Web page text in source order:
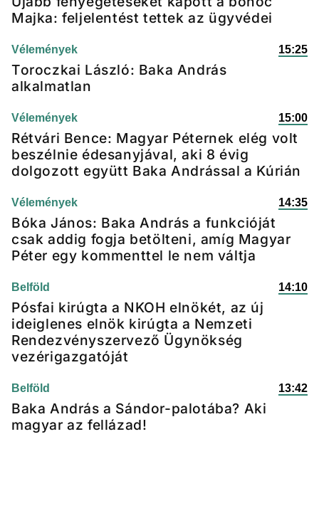
Majka: feljelentést tettek az ügyvédei
Vélemények 15:25
Toroczkai László: Baka András
alkalmatlan
Vélemények 15:00
Rétvári Bence: Magyar Péternek elég volt
beszélnie édesanyjával, aki 8 évig
dolgozott együtt Baka Andrással a Kúrián
Vélemények 14:35
Bóka János: Baka András a funkcióját
csak addig fogja betölteni, amíg Magyar
Péter egy kommenttel le nem váltja
Belföld 14:10
Pósfai kirúgta a NKOH elnökét, az új
ideiglenes elnök kirúgta a Nemzeti
Rendezvényszervező Ügynökség
vezérigazgatóját
Belföld 13:42
Baka András a Sándor-palotába? Aki
magyar az fellázad!